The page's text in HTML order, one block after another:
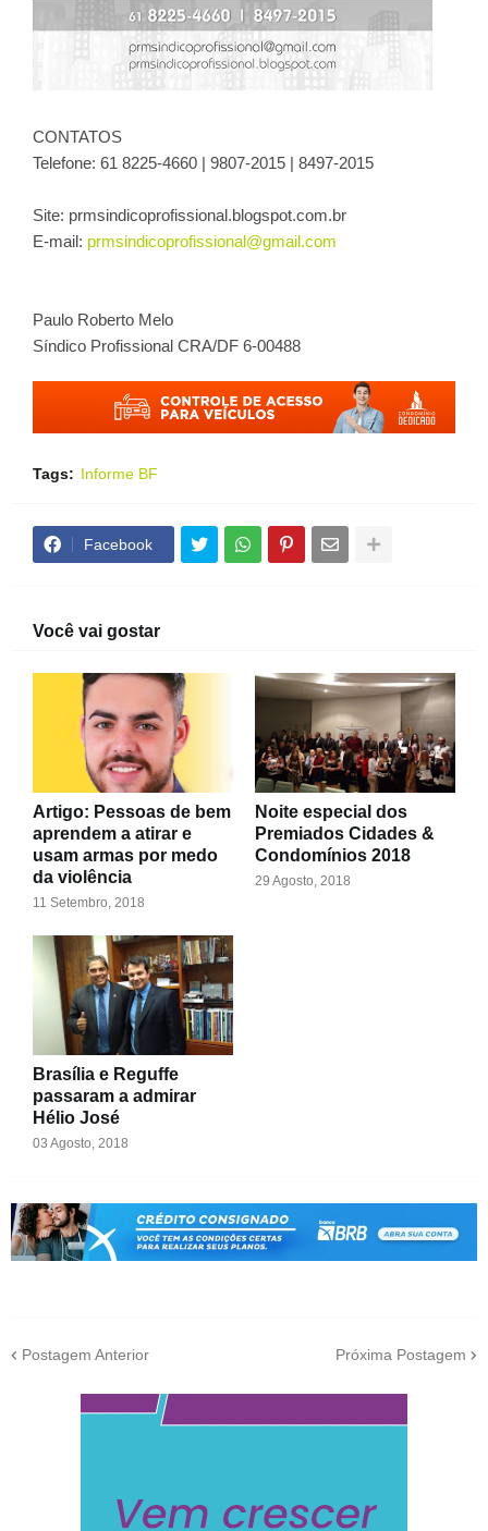
CONTATOS
Telefone: 61 8225-4660 | 9807-2015 | 8497-2015
Site: prmsindicoprofissional.blogspot.com.br
E-mail: prmsindicoprofissional@gmail.com
Paulo Roberto Melo
Síndico Profissional CRA/DF 6-00488
Tags: Informe BF
Facebook
Você vai gostar
Artigo: Pessoas de bem
aprendem a atirar e
usam armas por medo
da violência
11 Setembro, 2018
Noite especial dos
Premiados Cidades &
Condomínios 2018
29 Agosto, 2018
Brasília e Reguffe
passaram a admirar
Hélio José
03 Agosto, 2018
Postagem Anterior Próxima Postagem